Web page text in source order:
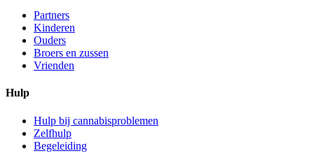
Partners
Kinderen
Ouders
Broers en zussen
Vrienden
Hulp
Hulp bij cannabisproblemen
Zelfhulp
Begeleiding